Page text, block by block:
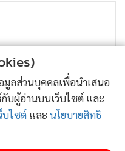
มูลส่วนบุคคลเพื่อนำเสนอ
บผู้อ่านบนเว็บไซต์ และ
บไซต์ และ นโยบายสิทธิ